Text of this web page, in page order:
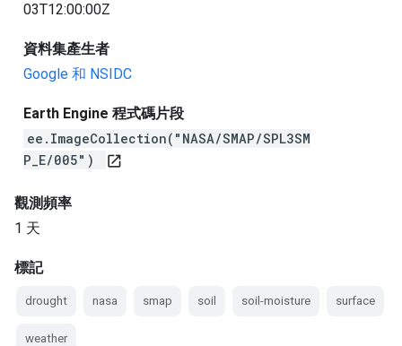
03T12:00:00Z
資料集產生者
Google 和 NSIDC
Earth Engine 程式碼片段
ee.ImageCollection("NASA/SMAP/SPL3SM
P_E/005")
open_in_new
觀測頻率
1 天
標記
drought nasa smap soil soil-moisture surface
weather